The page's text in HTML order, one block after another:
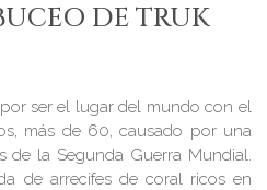
DE TRUK
ser el lugar del mundo con el
más de 60, causado por una
de la Segunda Guerra Mundial.
de arrecifes de coral ricos en